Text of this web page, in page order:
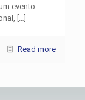
evento
Read more